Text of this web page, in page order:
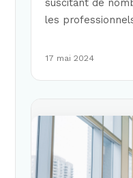
suscitant de
les
17 mai 2024